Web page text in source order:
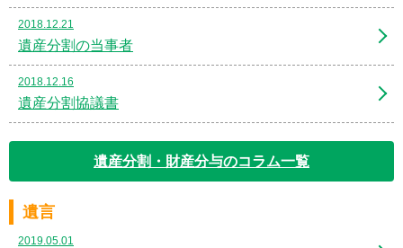
2018.12.21
遺産分割の当事者
2018.12.16
遺産分割協議書
遺産分割・財産分与のコラム一覧
遺言
2019.05.01